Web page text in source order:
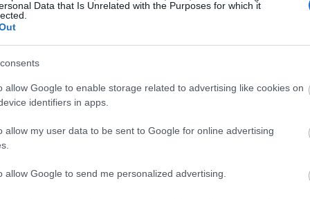
Data that Is Unrelated with the Purposes for which it
allow Google to enable storage related to advertising like cookies on
identifiers in apps.
allow my user data to be sent to Google for online advertising
allow Google to send me personalized advertising.
μήνες.